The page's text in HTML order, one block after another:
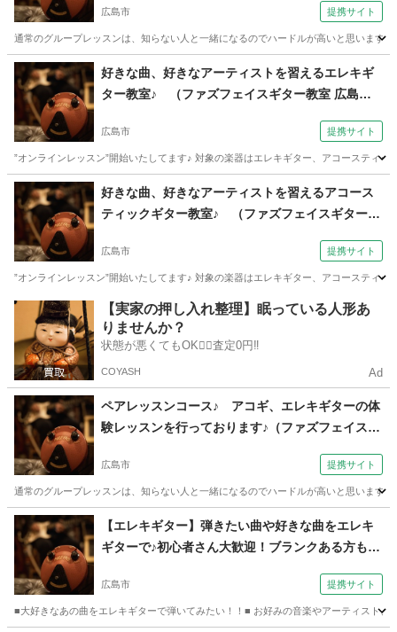
広島市 提携サイト
通常のグループレッスンは、知らない人と一緒になるのでハードルが高いと思います
広島 広島市 ギター
好きな曲、好きなアーティストを習えるエレキギ
ター教室♪ （ファズフェイスギター教室 広島市
広島市 提携サイト
”オンラインレッスン”開始いたしてます♪ 対象の楽器はエレキギター、アコースティ
広島 広島市 ギター
好きな曲、好きなアーティストを習えるアコース
ティックギター教室♪ （ファズフェイスギター教
広島市 提携サイト
”オンラインレッスン”開始いたしてます♪ 対象の楽器はエレキギター、アコースティ
広島 広島市 ギター
【実家の押し入れ整理】眠っている人形あ
りませんか？
状態が悪くてもOK🙆‍♀️査定0円‼️
COYASH Ad
ペアレッスンコース♪ アコギ、エレキギターの体
験レッスンを行っております♪（ファズフェイスギ
広島市 提携サイト
通常のグループレッスンは、知らない人と一緒になるのでハードルが高いと思います
広島 広島市
【エレキギター】弾きたい曲や好きな曲をエレキ
ギターで♪初心者さん大歓迎！ブランクある方もぜ
り校）
広島市 提携サイト
■大好きなあの曲をエレキギターで弾いてみたい！！■ お好みの音楽やアーティスト